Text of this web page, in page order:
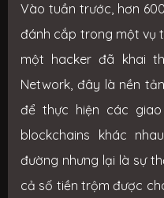
Vào tuần trước, hơn
đánh cắp trong một vụ
một hacker đã khai
Network, đây là nền
để thực hiện các
blockchains khác
đường nhưng lại là sự
cả số tiền trộm được